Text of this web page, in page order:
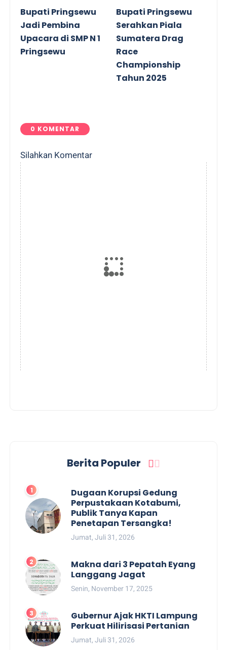
Bupati Pringsewu
Jadi Pembina
Upacara di SMP N 1
Pringsewu
Bupati Pringsewu
Serahkan Piala
Sumatera Drag
Race
Championship
Tahun 2025
0 KOMENTAR
Silahkan Komentar
Berita Populer
Dugaan Korupsi Gedung
Perpustakaan Kotabumi,
Publik Tanya Kapan
Penetapan Tersangka!
Jumat, Juli 31, 2026
Makna dari 3 Pepatah Eyang
Langgang Jagat
Senin, November 17, 2025
Gubernur Ajak HKTI Lampung
Perkuat Hilirisasi Pertanian
Jumat, Juli 31, 2026